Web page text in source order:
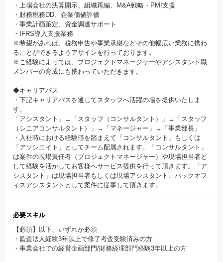
・上場会社の決算開示、組織再編、M&A戦略・PMI支援
・財務税務DD、企業価値評価
・事業計画策定、資金調達サポート
・IFRS導入支援業務
※希望があれば、税務申告や事業承継などその他幅広い業務に携わ
ることができるようアサインを行っております。
※ご経験によっては、プロジェクトマネージャーやアシスタント職
メンバーの育成にも携わっていただきます。
◆キャリアパス
・下記キャリアパスを通してスタッフへ活躍の場を提供いたしま
す。
「アシスタント」→「スタッフ（コンサルタント）」→「スタッフ
（シニアコンサルタント）」→「マネージャー」→「事業部長」
・入社時における経験値を踏まえて「コンサルタント」もしくは
「アソシエイト」としてチーム配属されます。「コンサルタント」
は案件の現場責任者（プロジェクトマネージャー）や現場担当者と
して経験を活かしてお客様へサービス提供を行って頂きます。「ア
シスタント」は現場担当者もしくは現場アシスタント、バックオフ
ィスアシスタントとして案件に従事して頂きます。
必要スキル
【必須】以下、いずれか必須
・監査法人経験3年以上で修了考査受験済みの方
・事業会社での経営企画部門/財務経理部門経験3年以上の方